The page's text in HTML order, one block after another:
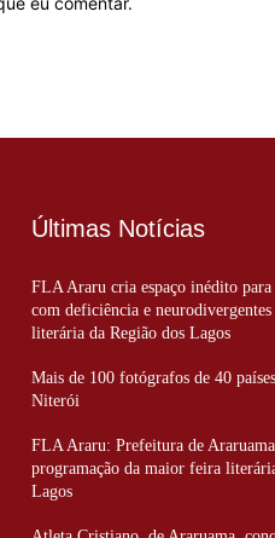
Últimas Notícias
FLA Araru cria espaço inédito para
com deficiência e
literária da Região dos Lagos
Mais de 100 fotógrafos de 40
Niterói
FLA Araru: Prefeitura de
programação da maior feira
Lagos